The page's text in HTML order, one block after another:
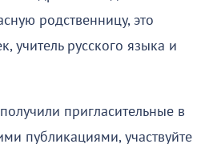
родственницу, это
учитель русского языка и
пригласительные в
публикациями, участвуйте